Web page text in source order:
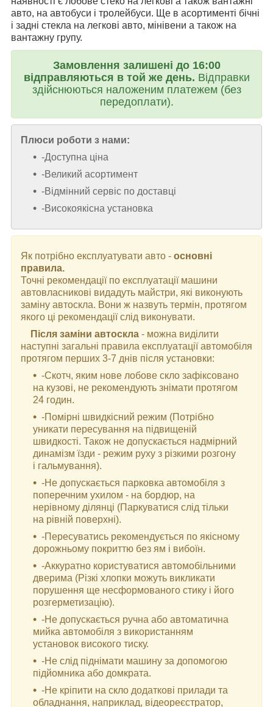
авто, на автобуси і тролейбуси. Ще в асортименті бічні
і задні стекла на легкові авто, мінівени а також на
вантажну групу.
Замовлення залишені до 16:00
відправляються в той же день. Відправки
здійснюються наложеним платежем (без
передоплати).
Плюси роботи з нами:
-Доступна ціна
-Великий асортимент
-Відмінний сервіс по доставці
-Високоякісна установка
Як потрібно експлуатувати авто - основні
правила.
Точні рекомендації по експлуатації машини
автовласникові видадуть майстри, які виконують
заміну автоскла. Вони ж назвуть термін, протягом
якого ці рекомендації слід виконувати.
Після заміни автоскла - можна виділити
наступні загальні правила експлуатації автомобіля
протягом перших 3-7 днів після установки:
-Скотч, яким нове лобове скло зафіксовано
на кузові, не рекомендують знімати протягом
24 годин.
-Помірні швидкісний режим (Потрібно
уникати пересування на підвищеній
швидкості. Також не допускається надмірний
динамізм їзди - режим руху з різкими розгону
і гальмування).
-Не допускається парковка автомобіля з
поперечним ухилом - на бордюр, на
нерівному ділянці (Паркуватися слід тільки
на рівній поверхні).
-Пересуватись рекомендується по якісному
дорожньому покриттю без ям і вибоїн.
-Аккуратно користуватися автомобільними
дверима (Різкі хлопки можуть викликати
порушення ще несформованого стику і його
розгерметизацію).
-Не допускається ручна або автоматична
мийка автомобіля з використанням
установок високого тиску.
-Не слід піднімати машину за допомогою
підйомника або домкрата.
-Не кріпити на скло додаткові прилади та
обладнання, наприклад, відеореєстратор,